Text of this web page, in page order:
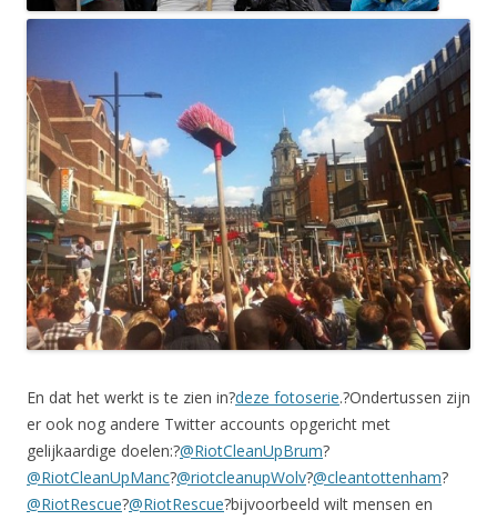
En dat het werkt is te zien in?deze fotoserie.?Ondertussen zijn
er ook nog andere Twitter accounts opgericht met
gelijkaardige doelen:?@RiotCleanUpBrum?
@RiotCleanUpManc?@riotcleanupWolv?@cleantottenham?
@RiotRescue?@RiotRescue?bijvoorbeeld wilt mensen en